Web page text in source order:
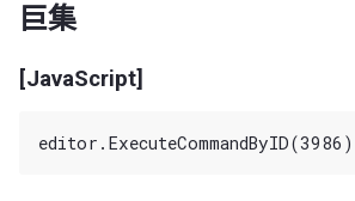
巨集
[JavaScript]